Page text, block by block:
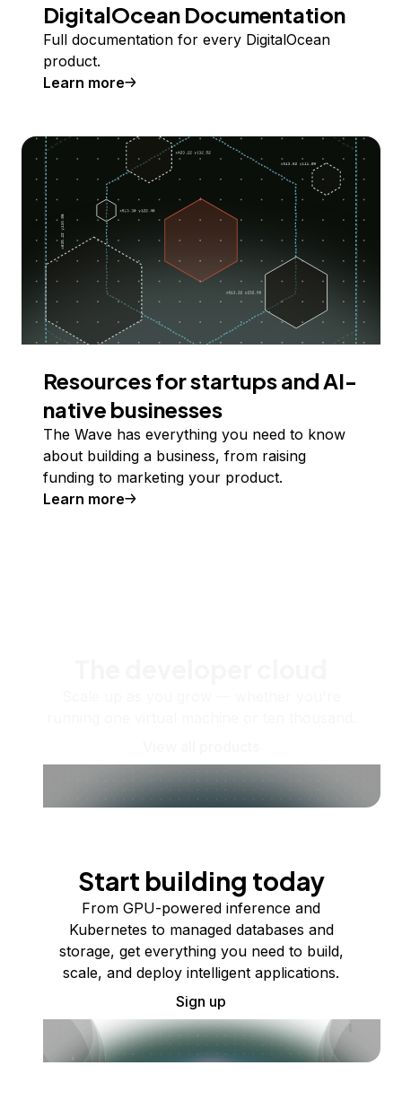
DigitalOcean Documentation
Full documentation for every DigitalOcean
product.
Learn more
Resources for startups and AI-
native businesses
The Wave has everything you need to know
about building a business, from raising
funding to marketing your product.
Learn more
Start building today
From GPU-powered inference and
Kubernetes to managed databases and
storage, get everything you need to build,
scale, and deploy intelligent applications.
Sign up